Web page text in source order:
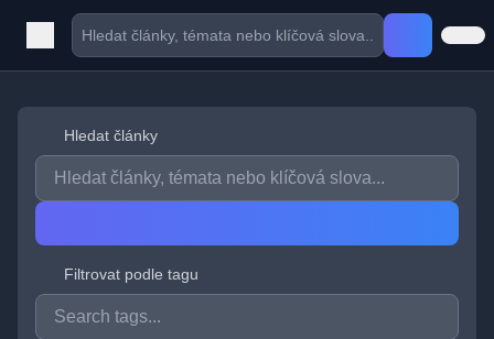
Hledat články
Filtrovat podle tagu